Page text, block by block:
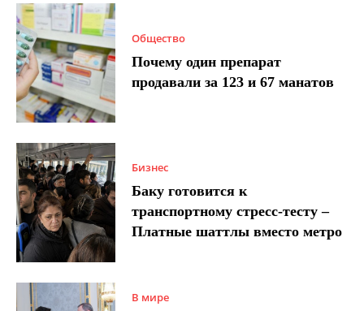
Общество
Почему один препарат
продавали за 123 и 67 манатов
Бизнес
Баку готовится к
транспортному стресс-тесту –
Платные шаттлы вместо метро
В мире